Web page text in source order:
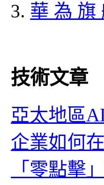
華 為 旗
技術文章
亞太地區
企業如何
「零點擊